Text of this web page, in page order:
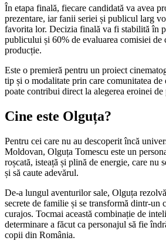
În etapa finală, fiecare candidată va avea
prezentare, iar fanii seriei și publicul larg
favorita lor. Decizia finală va fi stabilită în
publicului și 60% de evaluarea comisiei de
producție.
Este o premieră pentru un proiect
tip și o modalitate prin care comunitatea
poate contribui direct la alegerea eroinei de
Cine este Olguța?
Pentru cei care nu au descoperit încă
Moldovan, Olguța Tomescu este un
roșcată, isteață și plină de energie, care nu
și să caute adevărul.
De-a lungul aventurilor sale, Olguța
secrete de familie și se transformă dintr-
curajos. Tocmai această combinație de
determinare a făcut ca personajul să fie
copii din România.